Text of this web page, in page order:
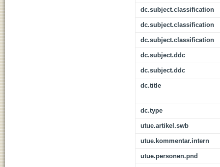
dc.subject.classification
dc.subject.classification
dc.subject.classification
dc.subject.ddc
dc.subject.ddc
dc.title
dc.type
utue.artikel.swb
utue.kommentar.intern
utue.personen.pnd